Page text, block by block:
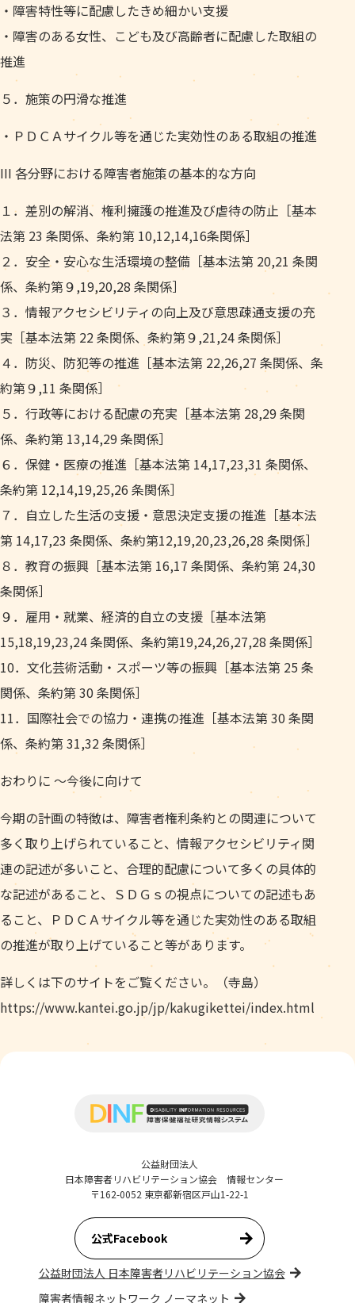
・障害特性等に配慮したきめ細かい支援
・障害のある女性、こども及び高齢者に配慮した取組の
推進
５．施策の円滑な推進
・ＰＤＣＡサイクル等を通じた実効性のある取組の推進
III 各分野における障害者施策の基本的な方向
１．差別の解消、権利擁護の推進及び虐待の防止［基本
法第 23 条関係、条約第 10,12,14,16条関係］
２．安全・安心な生活環境の整備［基本法第 20,21 条関
係、条約第９,19,20,28 条関係］
３．情報アクセシビリティの向上及び意思疎通支援の充
実［基本法第 22 条関係、条約第９,21,24 条関係］
４．防災、防犯等の推進［基本法第 22,26,27 条関係、条
約第９,11 条関係］
５．行政等における配慮の充実［基本法第 28,29 条関
係、条約第 13,14,29 条関係］
６．保健・医療の推進［基本法第 14,17,23,31 条関係、
条約第 12,14,19,25,26 条関係］
７．自立した生活の支援・意思決定支援の推進［基本法
第 14,17,23 条関係、条約第12,19,20,23,26,28 条関係］
８．教育の振興［基本法第 16,17 条関係、条約第 24,30
条関係］
９．雇用・就業、経済的自立の支援［基本法第
15,18,19,23,24 条関係、条約第19,24,26,27,28 条関係］
10．文化芸術活動・スポーツ等の振興［基本法第 25 条
関係、条約第 30 条関係］
11．国際社会での協力・連携の推進［基本法第 30 条関
係、条約第 31,32 条関係］
おわりに ～今後に向けて
今期の計画の特徴は、障害者権利条約との関連について
多く取り上げられていること、情報アクセシビリティ関
連の記述が多いこと、合理的配慮について多くの具体的
な記述があること、ＳＤＧｓの視点についての記述もあ
ること、ＰＤＣＡサイクル等を通じた実効性のある取組
の推進が取り上げていること等があります。
詳しくは下のサイトをご覧ください。（寺島）
https://www.kantei.go.jp/jp/kakugikettei/index.html
公益財団法人
日本障害者リハビリテーション協会 情報センター
〒162-0052 東京都新宿区戸山1-22-1
公式Facebook
公益財団法人 日本障害者リハビリテーション協会
障害者情報ネットワーク ノーマネット